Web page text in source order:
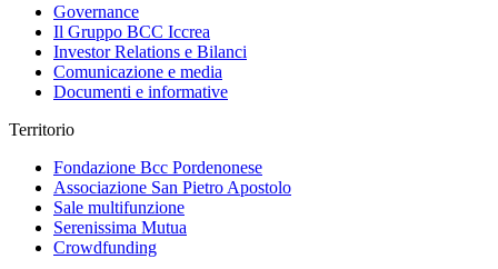
Governance
Il Gruppo BCC Iccrea
Investor Relations e Bilanci
Comunicazione e media
Documenti e informative
Territorio
Fondazione Bcc Pordenonese
Associazione San Pietro Apostolo
Sale multifunzione
Serenissima Mutua
Crowdfunding